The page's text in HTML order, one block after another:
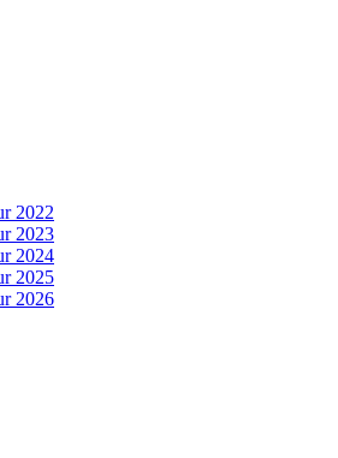
2022
2023
2024
2025
2026